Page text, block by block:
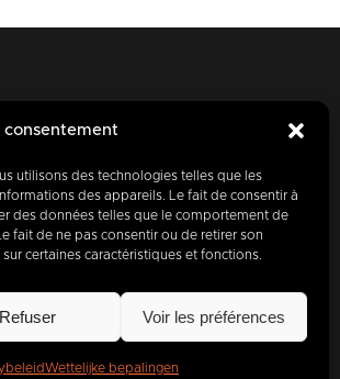
consentement
utilisons des technologies telles que les
des appareils. Le fait de consentir à
des données telles que le comportement de
fait de ne pas consentir ou de retirer son
certaines caractéristiques et fonctions.
Refuser Voir les préférences
Wettelijke bepalingen
.